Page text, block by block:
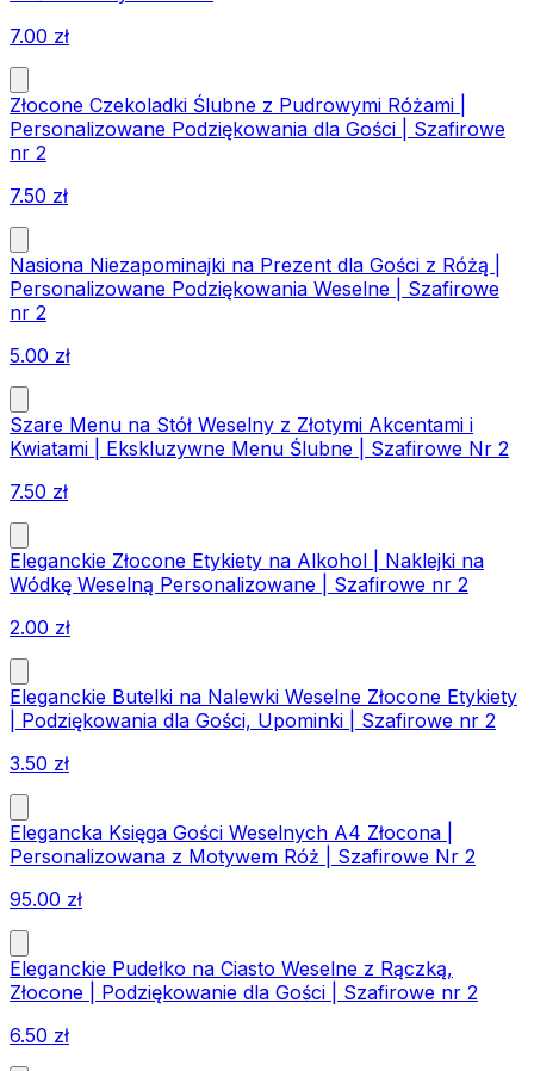
7.00 zł
Złocone Czekoladki Ślubne z Pudrowymi Różami |
Personalizowane Podziękowania dla Gości | Szafirowe
nr 2
7.50 zł
Nasiona Niezapominajki na Prezent dla Gości z Różą |
Personalizowane Podziękowania Weselne | Szafirowe
nr 2
5.00 zł
Szare Menu na Stół Weselny z Złotymi Akcentami i
Kwiatami | Ekskluzywne Menu Ślubne | Szafirowe Nr 2
7.50 zł
Eleganckie Złocone Etykiety na Alkohol | Naklejki na
Wódkę Weselną Personalizowane | Szafirowe nr 2
2.00 zł
Eleganckie Butelki na Nalewki Weselne Złocone Etykiety
| Podziękowania dla Gości, Upominki | Szafirowe nr 2
3.50 zł
Elegancka Księga Gości Weselnych A4 Złocona |
Personalizowana z Motywem Róż | Szafirowe Nr 2
95.00 zł
Eleganckie Pudełko na Ciasto Weselne z Rączką,
Złocone | Podziękowanie dla Gości | Szafirowe nr 2
6.50 zł